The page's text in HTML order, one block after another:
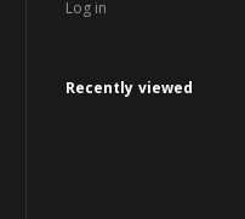
Log in
Recently viewed